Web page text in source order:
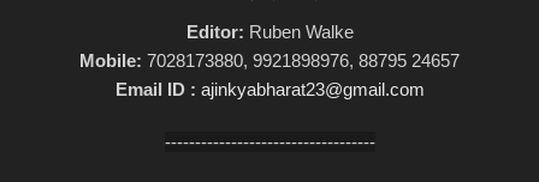
Editor: Ruben Walke
Mobile: 7028173880, 9921898976, 88795 24657
Email ID : ajinkyabharat23@gmail.com
-----------------------------------